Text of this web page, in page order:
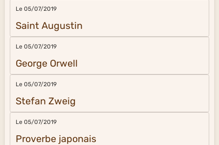
Le 05/07/2019
Saint Augustin
Le 05/07/2019
George Orwell
Le 05/07/2019
Stefan Zweig
Le 05/07/2019
Proverbe japonais